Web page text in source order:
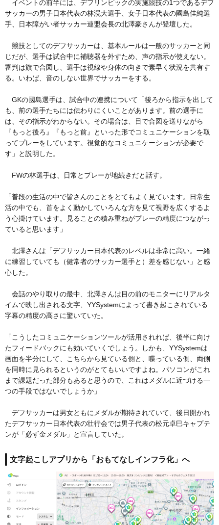
イベントの前半には、デフリンピックの実施競技の1つであるデフ
サッカーの男子日本代表の林滉大選手、女子日本代表の國島佳純選
手、日本障がい者サッカー連盟会長の北澤豪さんが登壇した。
競技としてのデフサッカーは、基本ルールは一般のサッカーと同
じだが、選手は試合中に補聴器を外すため、声の指示が使えない。
審判は旗で合図し、選手は視線や身体の向きで素早く状況を共有す
る。いわば、音のしない世界でサッカーをする。
GKの國島選手は、試合中の連携について「後ろから指示を出して
も、前の選手たちには伝わりにくいことがあります。前の選手に
は、その指示がわからない。その場合は、目で合図を送りながら
『もっと後ろ』『もっと前』といった形でコミュニケーションを取
ってプレーをしています。視覚的なコミュニケーションが必要で
す」と説明した。
FWの林選手は、日常とプレーが地続きだと話す。
「普段の生活の中で皆さんのことをとてもよく見ています。日常生
活の中でも、首をよく動かしていろんな方を見て視野を広くするよ
う心掛けています。見ることの積み重ねがプレーの精度につながっ
ていると思います」
北澤さんは「デフサッカー日本代表のレベルは非常に高い。一緒
に練習していても（健常者のサッカー選手と）差を感じない」と感
心した。
会話のやり取りの最中、北澤さんは目の前のモニターにリアルタ
イムで映し出される文字、YYSystemによって書き起こされている
字幕の精度の高さに驚いていた。
「こうしたコミュニケーションツールが活用されれば、後半に向け
たフィードバックにも効いていくでしょう。しかも、YYSystemは
画面を半分にして、こちらから見ている側と、喋っている側、両側
を同時に見られるというのがとてもいいですよね。パソコンがこれ
まで課題だった部分もあると思うので、これはメダルに近づける一
つの手段ではないでしょうか」
デフサッカーは男女ともにメダルが期待されていて、後日開かれ
たデフサッカー日本代表の壮行会では男子代表の松元卓巳キャプテ
ンが「必ず金メダル」と宣言していた。
文字起こしアプリから「おもてなしインフラ化」へ